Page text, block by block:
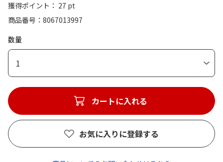
獲得ポイント： 27 pt
商品番号
8067013997
数量
1
カートに入れる
お気に入りに登録する